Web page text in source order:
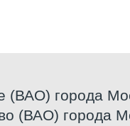
(ВАО) города
(ВАО) города